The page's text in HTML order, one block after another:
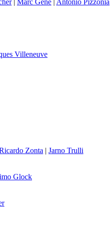
| Marc Gené | Antonio Pizzonia
Villeneuve
Zonta | Jarno Trulli
Glock